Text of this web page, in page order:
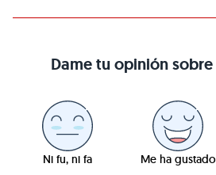
Dame tu opinión
Ni fu, ni fa Me ha gustado